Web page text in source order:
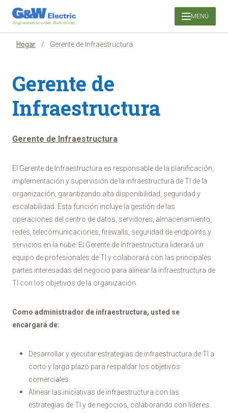
Saltar
contenido
MENÚ
Hogar / Gerente de Infraestructura
Gerente de
Infraestructura
Gerente de Infraestructura
El Gerente de Infraestructura es responsable de la planificación,
implementación y supervisión de la infraestructura de TI de la
organización, garantizando alta disponibilidad, seguridad y
escalabilidad. Esta función incluye la gestión de las
operaciones del centro de datos, servidores, almacenamiento,
redes, telecomunicaciones, firewalls, seguridad de endpoints y
servicios en la nube. El Gerente de Infraestructura liderará un
equipo de profesionales de TI y colaborará con las principales
partes interesadas del negocio para alinear la infraestructura de
TI con los objetivos de la organización.
Como administrador de infraestructura, usted se
encargará de:
Desarrollar y ejecutar estrategias de infraestructura de TI a
corto y largo plazo para respaldar los objetivos
comerciales.
Alinear las iniciativas de infraestructura con las
estrategias de TI y de negocios, colaborando con líderes